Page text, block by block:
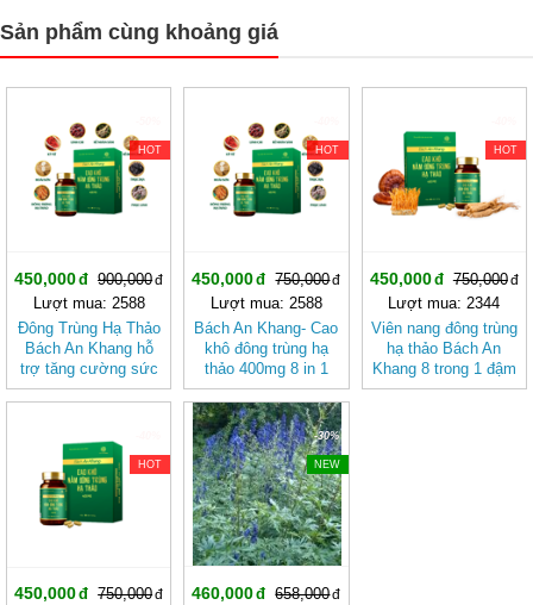
Sản phẩm cùng khoảng giá
HOT
450,000
900,000
Lượt mua: 2588
Đông Trùng Hạ Thảo
Bách An Khang hỗ
trợ tăng cường sức
khỏe, giảm mệt mỏi
HOT
450,000
750,000
Lượt mua: 2588
Bách An Khang- Cao
khô đông trùng hạ
thảo 400mg 8 in 1
đậm đặc gấp 10 giúp
khoẻ từ bên trong
giúp bảo vệ gia đình
bạn
HOT
450,000
750,000
Lượt mua: 2344
Viên nang đông trùng
hạ thảo Bách An
Khang 8 trong 1 đậm
đặc gấp 10 giúp khoẻ
HOT
450,000
750,000
-30%
NEW
460,000
658,000